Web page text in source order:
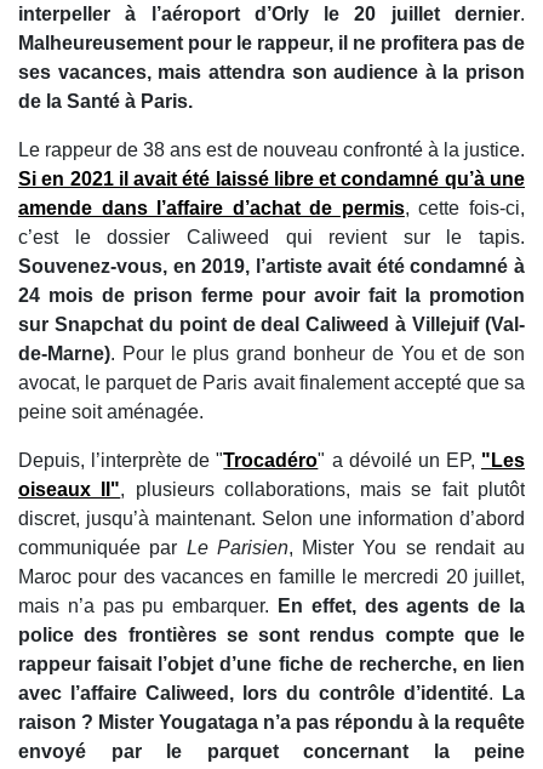
interpeller à l’aéroport d’Orly le 20 juillet dernier.
Malheureusement pour le rappeur, il ne profitera pas de
ses vacances, mais attendra son audience à la prison
de la Santé à Paris.
Le rappeur de 38 ans est de nouveau confronté à la justice.
Si en 2021 il avait été laissé libre et condamné qu’à une
amende dans l’affaire d’achat de permis, cette fois-ci,
c’est le dossier Caliweed qui revient sur le tapis.
Souvenez-vous, en 2019, l’artiste avait été condamné à
24 mois de prison ferme pour avoir fait la promotion
sur Snapchat du point de deal Caliweed à Villejuif (Val-
de-Marne). Pour le plus grand bonheur de You et de son
avocat, le parquet de Paris avait finalement accepté que sa
peine soit aménagée.
Depuis, l’interprète de "Trocadéro" a dévoilé un EP, "Les
oiseaux II", plusieurs collaborations, mais se fait plutôt
discret, jusqu’à maintenant. Selon une information d’abord
communiquée par Le Parisien, Mister You se rendait au
Maroc pour des vacances en famille le mercredi 20 juillet,
mais n’a pas pu embarquer.
En effet, des agents de la
police des frontières se sont rendus compte que le
rappeur faisait l’objet d’une fiche de recherche, en lien
avec l’affaire Caliweed, lors du contrôle d’identité.
La
raison ? Mister Yougataga n’a pas répondu à la requête
envoyé par le parquet concernant la peine